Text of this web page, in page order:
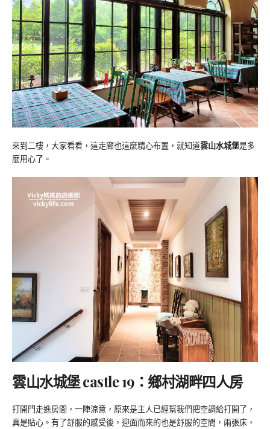
來到二樓，大家看看，這走廊也這麼精心布置，就知道雲山水城堡是多
麼用心了。
雲山水城堡 castle 19：鄉村湖畔四人房
打開門走進房間，一陣涼意，原來是主人已經幫我們把空調給打開了，
真是貼心。有了舒服的感受後，迎面而來的也是舒服的空間，兩張床，